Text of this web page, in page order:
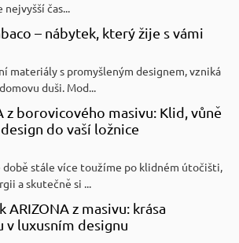
čas...
– nábytek, který žije s vámi
materiály s promyšleným designem, vzniká
duši. Mod...
z borovicového masivu: Klid, vůně
do vaší ložnice
době stále více toužíme po klidném útočišti,
a skutečně si ...
ARIZONA z masivu: krása
v luxusním designu